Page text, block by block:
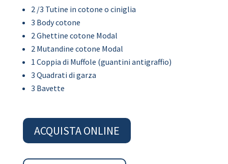
2 /3 Tutine in cotone o ciniglia
3 Body cotone
2 Ghettine cotone Modal
2 Mutandine cotone Modal
1 Coppia di Muffole (guantini antigraffio)
3 Quadrati di garza
3 Bavette
ACQUISTA ONLINE